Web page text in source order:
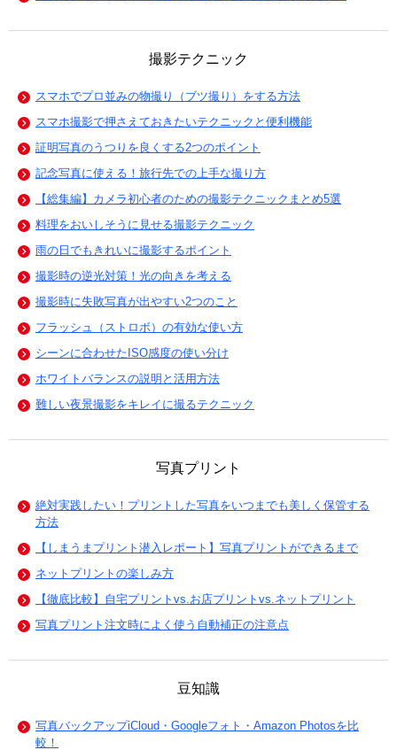
撮影テクニック
スマホでプロ並みの物撮り（ブツ撮り）をする方法
スマホ撮影で押さえておきたいテクニックと便利機能
証明写真のうつりを良くする2つのポイント
記念写真に使える！旅行先での上手な撮り方
【総集編】カメラ初心者のための撮影テクニックまとめ5選
料理をおいしそうに見せる撮影テクニック
雨の日でもきれいに撮影するポイント
撮影時の逆光対策！光の向きを考える
撮影時に失敗写真が出やすい2つのこと
フラッシュ（ストロボ）の有効な使い方
シーンに合わせたISO感度の使い分け
ホワイトバランスの説明と活用方法
難しい夜景撮影をキレイに撮るテクニック
写真プリント
絶対実践したい！プリントした写真をいつまでも美しく保管する
方法
【しまうまプリント潜入レポート】写真プリントができるまで
ネットプリントの楽しみ方
【徹底比較】自宅プリントvs.お店プリントvs.ネットプリント
写真プリント注文時によく使う自動補正の注意点
豆知識
写真バックアップiCloud・Googleフォト・Amazon Photosを比
較！